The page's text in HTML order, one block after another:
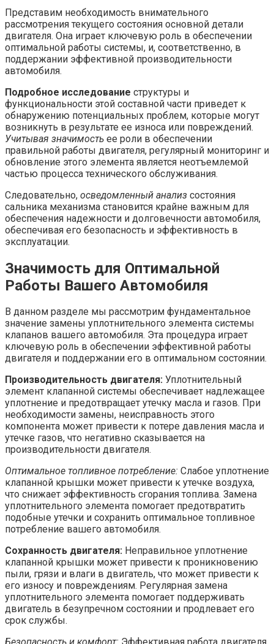
Представим необходимость внимательного
рассмотрения текущего состояния основной детали
двигателя. Она играет ключевую роль в обеспечении
оптимальной работы системы, и, соответственно, в
поддержании эффективной производительности
автомобиля.
Подробное исследование структуры и
функциональности этой составной части приведет к
обнаружению потенциальных проблем, которые могут
возникнуть в результате ее износа или повреждений.
Учитывая значимость ее роли в обеспечении
правильной работы двигателя, регулярный мониторинг и
обновление этого элемента является неотъемлемой
частью процесса технического обслуживания.
Следовательно, осведомленный анализ состояния
сальника механизма становится крайне важным для
обеспечения надежности и долговечности автомобиля,
обеспечивая его безопасность и эффективность в
эксплуатации.
Значимость для Оптимальной
Работы Вашего Автомобиля
В данном разделе мы рассмотрим фундаментальное
значение замены уплотнительного элемента системы
клапанов вашего автомобиля. Эта процедура играет
ключевую роль в обеспечении эффективной работы
двигателя и поддержании его в оптимальном состоянии.
Производительность двигателя: Уплотнительный
элемент клапанной системы обеспечивает надлежащее
уплотнение и предотвращает утечку масла и газов. При
необходимости замены, неисправность этого
компонента может привести к потере давления масла и
утечке газов, что негативно сказывается на
производительности двигателя.
Оптимальное топливное потребление: Слабое уплотнение
клапанной крышки может привести к утечке воздуха,
что снижает эффективность сгорания топлива. Замена
уплотнительного элемента помогает предотвратить
подобные утечки и сохранить оптимальное топливное
потребление вашего автомобиля.
Сохранность двигателя: Неправильное уплотнение
клапанной крышки может привести к проникновению
пыли, грязи и влаги в двигатель, что может привести к
его износу и повреждениям. Регулярная замена
уплотнительного элемента помогает поддерживать
двигатель в безупречном состоянии и продлевает его
срок службы.